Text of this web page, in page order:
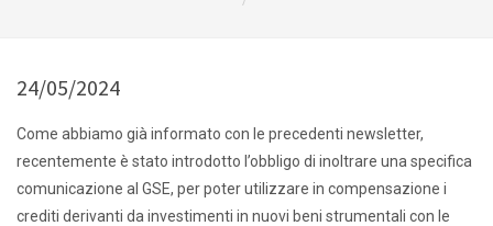
24/05/2024
Come abbiamo già informato con le precedenti newsletter,
recentemente è stato introdotto l’obbligo di inoltrare una specifica
comunicazione al GSE, per poter utilizzare in compensazione i
crediti derivanti da investimenti in nuovi beni strumentali con le